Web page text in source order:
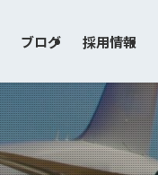
ブログ 採用情報